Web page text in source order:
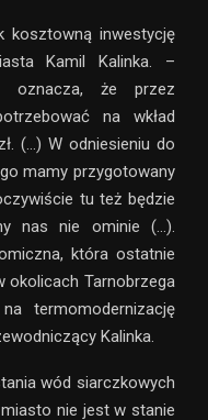
inwestycję
Kamil Kalinka. –
oznacza, że przez
na wkład
(…) W odniesieniu do
mamy przygotowany
tu też będzie
nas nie ominie (…).
która ostatnie
okolicach Tarnobrzega
termomodernizację
Kalinka.
wód siarczkowych
nie jest w stanie